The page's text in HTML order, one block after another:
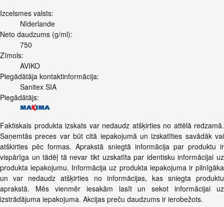
Izcelsmes valsts:
Nīderlande
Neto daudzums (g/ml):
750
Zīmols:
AVIKO
Piegādātāja kontaktinformācija:
Sanitex SIA
Piegādātājs:
Faktiskais produkta izskats var nedaudz atšķirties no attēlā redzamā.
Saņemtās preces var būt citā iepakojumā un izskatīties savādāk vai
atškirties pēc formas. Aprakstā sniegtā informācija par produktu ir
vispārīga un tādēļ tā nevar tikt uzskatīta par identisku informācijai uz
produkta iepakojumu. Informācija uz produkta iepakojuma ir pilnīgāka
un var nedaudz atšķirties no informācijas, kas sniegta produktu
aprakstā. Mēs vienmēr iesakām lasīt un sekot informācijai uz
izstrādājuma iepakojuma. Akcijas preču daudzums ir ierobežots.